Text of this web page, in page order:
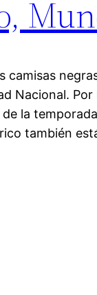
camisas
Nacional. Por
de la
también